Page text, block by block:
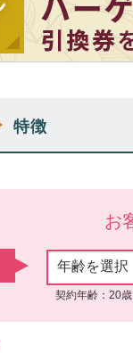
特徴
お
契約年齢：20